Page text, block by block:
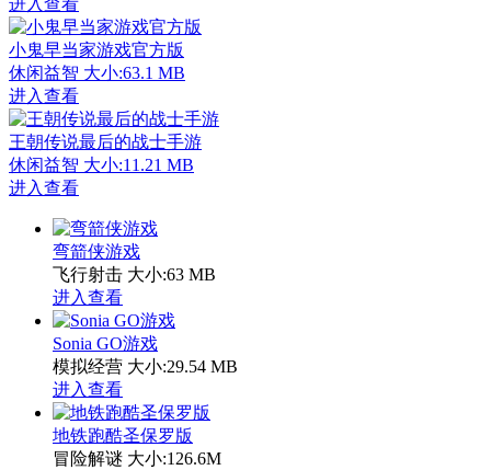
进入查看
小鬼早当家游戏官方版
休闲益智 大小:63.1 MB
进入查看
王朝传说最后的战士手游
休闲益智 大小:11.21 MB
进入查看
弯箭侠游戏
飞行射击 大小:63 MB
进入查看
Sonia GO游戏
模拟经营 大小:29.54 MB
进入查看
地铁跑酷圣保罗版
冒险解谜 大小:126.6M